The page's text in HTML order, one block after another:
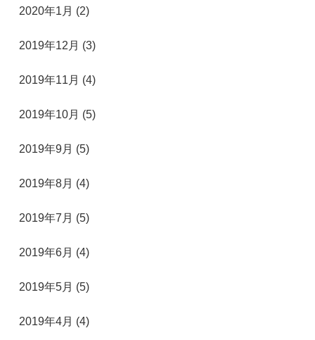
2020年1月 (2)
2019年12月 (3)
2019年11月 (4)
2019年10月 (5)
2019年9月 (5)
2019年8月 (4)
2019年7月 (5)
2019年6月 (4)
2019年5月 (5)
2019年4月 (4)